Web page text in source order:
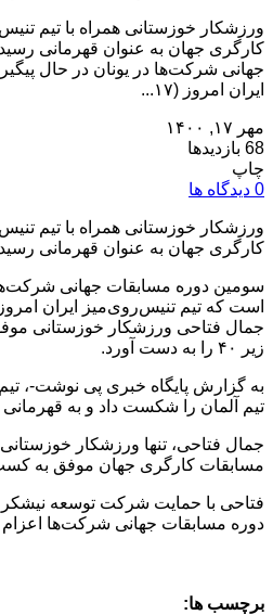
ورزشکار خوزستانی همراه با تیم
کارگری جهان به عنوان قهرمانی
جهانی شرکت‌ها در یونان در حال
ایران امروز (۱۷...
مهر ۱۷, ۱۴۰۰
68 بازدیدها
چاپ
0 دیدگاه ها
ورزشکار خوزستانی همراه با تیم
کارگری جهان به عنوان قهرمانی
سومین دوره مسابقات جهانی
جمال فتاحی ورزشکار خوزستانی
زیر ۴۰ را به دست آورد.
به گزارش پایگاه خبری پی نوشت-، تیم
تیم آلمان را شکست داد و به
جمال فتاحی، تنها ورزشکار
مسابقات کارگری جهان موفق به
فتاحی با حمایت شرکت توسعه نیشکر
دوره مسابقات جهانی شرکت‌ها
برچسب ها: